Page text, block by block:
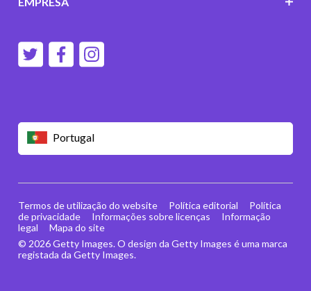
Portugal
© 2026 Getty Images. O design da Getty Images é uma marca
registada da Getty Images.
Termos de utilização do website Política editorial
Política
de privacidade
Informações sobre licenças
Informação
legal
Mapa do site